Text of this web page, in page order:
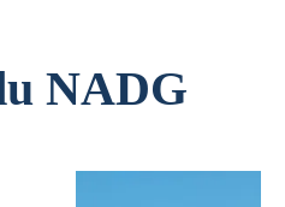
NADG